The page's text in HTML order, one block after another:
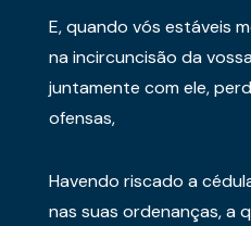
E, quando vós estáveis
na incircuncisão da
juntamente com ele,
ofensas,
Havendo riscado a
nas suas ordenanças, a